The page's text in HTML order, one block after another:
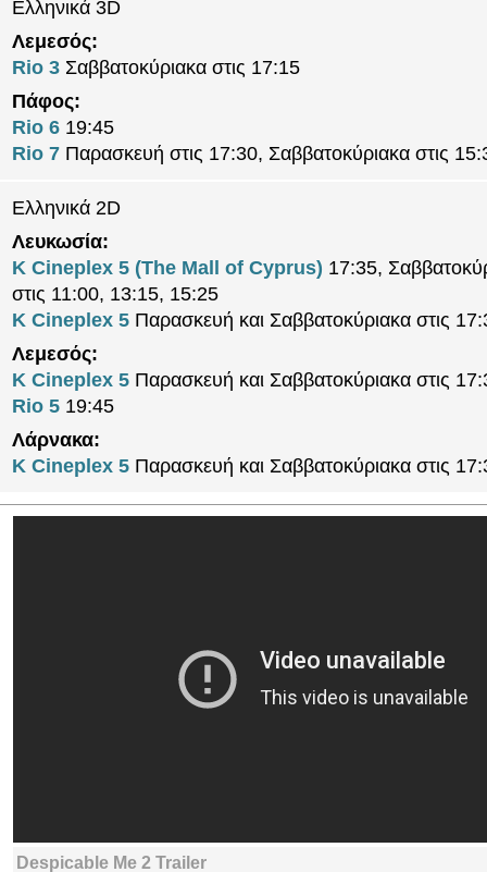
Ελληνικά 3D
Λεμεσός:
Rio 3 Σαββατοκύριακα στις 17:15
Πάφος:
Rio 6 19:45
Rio 7 Παρασκευή στις 17:30, Σαββατοκύριακα στις
Ελληνικά 2D
Λευκωσία:
K Cineplex 5 (The Mall of Cyprus) 17:35,
στις 11:00, 13:15, 15:25
K Cineplex 5 Παρασκευή και Σαββατοκύριακα στις
Λεμεσός:
K Cineplex 5 Παρασκευή και Σαββατοκύριακα στις
Rio 5 19:45
Λάρνακα:
K Cineplex 5 Παρασκευή και Σαββατοκύριακα στις
Despicable Me 2 Trailer